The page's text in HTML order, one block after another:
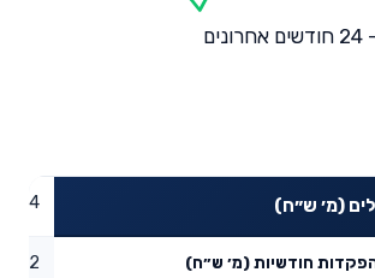
(מ׳ ש״ח)
חודשיות (מ׳ ש״ח) 7.62